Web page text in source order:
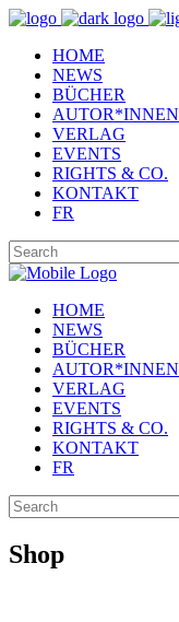
HOME
NEWS
BÜCHER
AUTOR*INNEN
VERLAG
EVENTS
RIGHTS & CO.
KONTAKT
FR
HOME
NEWS
BÜCHER
AUTOR*INNEN
VERLAG
EVENTS
RIGHTS & CO.
KONTAKT
FR
Shop